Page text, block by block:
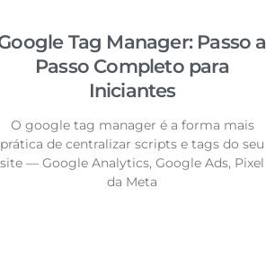
Tag Manager: Passo a
Passo Completo para
Iniciantes
O google tag manager é a forma mais
prática de centralizar scripts e tags do seu
site — Google Analytics, Google Ads, Pixel
da Meta